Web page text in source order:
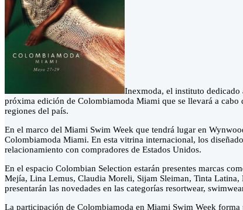
Inexmoda, el instituto dedicado
próxima edición de Colombiamoda Miami que se llevará a
regiones del país.
En el marco del Miami Swim Week que tendrá lugar en
Colombiamoda Miami. En esta vitrina internacional, los
relacionamiento con compradores de Estados Unidos.
En el espacio Colombian Selection estarán presentes marcas
Mejía, Lina Lemus, Claudia Moreli, Sijam Sleiman, Tinta
presentarán las novedades en las categorías resortwear,
La participación de Colombiamoda en Miami Swim Week